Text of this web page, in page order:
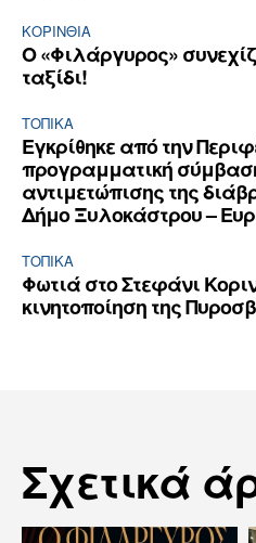
ΚΟΡΙΝΘΊΑ
Ο «Φιλάργυρος»
ταξίδι!
ΤΟΠΙΚΑ
Εγκρίθηκε από την
προγραμματική
αντιμετώπισης της
Δήμο Ξυλοκάστρου –
ΤΟΠΙΚΑ
Φωτιά στο Στεφάνι
κινητοποίηση της
Σχετικά